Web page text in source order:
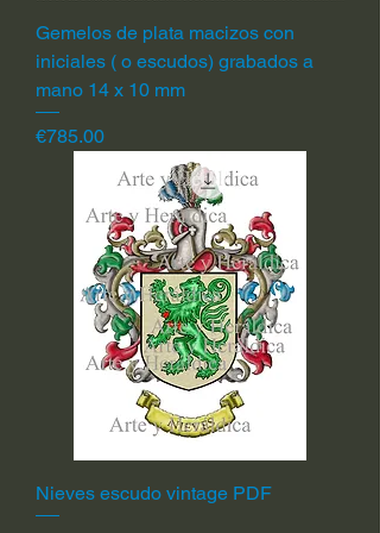
Gemelos de plata macizos con
iniciales ( o escudos) grabados a
mano 14 x 10 mm
Price
€785.00
Nieves escudo vintage PDF